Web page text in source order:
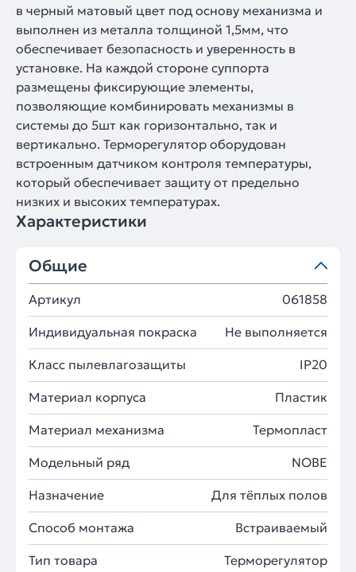
в черный матовый цвет под основу механизма и
выполнен из металла толщиной 1,5мм, что
обеспечивает безопасность и уверенность в
установке. На каждой стороне суппорта
размещены фиксирующие элементы,
позволяющие комбинировать механизмы в
системы до 5шт как горизонтально, так и
вертикально. Терморегулятор оборудован
встроенным датчиком контроля температуры,
который обеспечивает защиту от предельно
низких и высоких температурах.
Характеристики
Общие
Артикул 061858
Индивидуальная покраска Не выполняется
Класс пылевлагозащиты IP20
Материал корпуса Пластик
Материал механизма Термопласт
Модельный ряд NOBE
Назначение Для тёплых полов
Способ монтажа Встраиваемый
Тип товара Терморегулятор